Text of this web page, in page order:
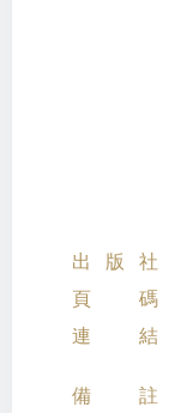
出版社
頁碼
連結
備註